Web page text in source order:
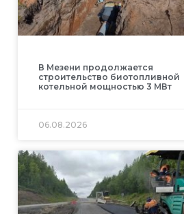
В Мезени продолжается
строительство биотопливной
котельной мощностью 3 МВт
06.08.2026